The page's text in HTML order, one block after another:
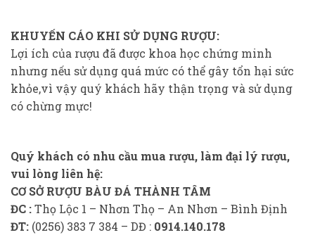
KHUYẾN CÁO KHI SỬ DỤNG RƯỢU:
Lợi ích của rượu đã được khoa học chứng minh
nhưng nếu sử dụng quá mức có thể gây tổn hại sức
khỏe,vì vậy quý khách hãy thận trọng và sử dụng
có chừng mực!
Quý khách có nhu cầu mua rượu, làm đại lý rượu,
vui lòng liên hệ:
CƠ SỞ RƯỢU BÀU ĐÁ THÀNH TÂM
ĐC :Thọ Lộc 1 – Nhơn Thọ – An Nhơn – Bình Định
ĐT: (0256) 383 7 384 – DĐ : 0914.140.178